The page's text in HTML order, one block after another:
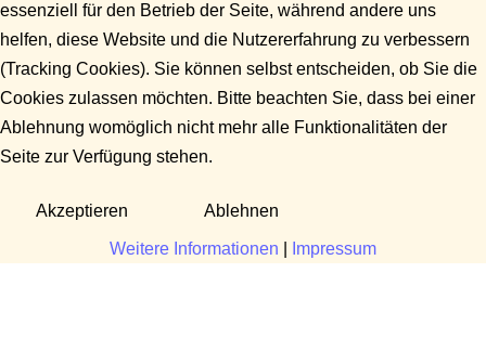
essenziell für den Betrieb der Seite, während andere uns
helfen, diese Website und die Nutzererfahrung zu verbessern
(Tracking Cookies). Sie können selbst entscheiden, ob Sie die
Cookies zulassen möchten. Bitte beachten Sie, dass bei einer
Ablehnung womöglich nicht mehr alle Funktionalitäten der
Seite zur Verfügung stehen.
Akzeptieren Ablehnen
Weitere Informationen Impressum